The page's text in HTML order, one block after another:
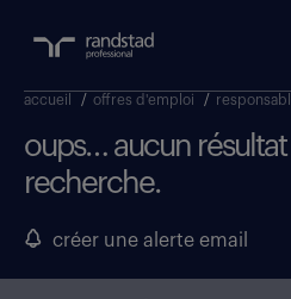
accueil / offres d'emploi /
oups… aucun
recherche.
créer une alerte email